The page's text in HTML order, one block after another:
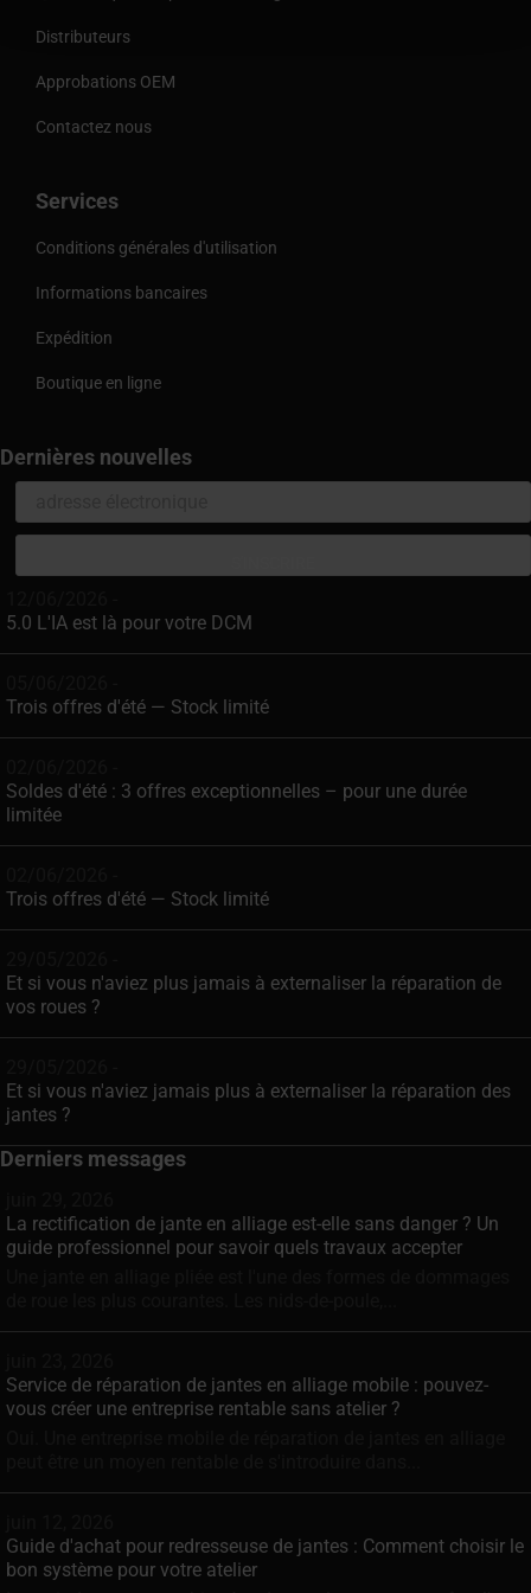
Distributeurs
Approbations OEM
Contactez nous
Services
Conditions générales d'utilisation
Informations bancaires
Expédition
Boutique en ligne
Dernières nouvelles
5.0 L'IA est là pour votre DCM
Trois offres d'été — Stock limité
Soldes d'été : 3 offres exceptionnelles – pour une durée
limitée
Trois offres d'été — Stock limité
Et si vous n'aviez plus jamais à externaliser la réparation de
vos roues ?
Et si vous n'aviez jamais plus à externaliser la réparation des
jantes ?
Derniers messages
La rectification de jante en alliage est-elle sans danger ? Un
guide professionnel pour savoir quels travaux accepter
Service de réparation de jantes en alliage mobile : pouvez-
vous créer une entreprise rentable sans atelier ?
Guide d'achat pour redresseuse de jantes : Comment choisir le
bon système pour votre atelier